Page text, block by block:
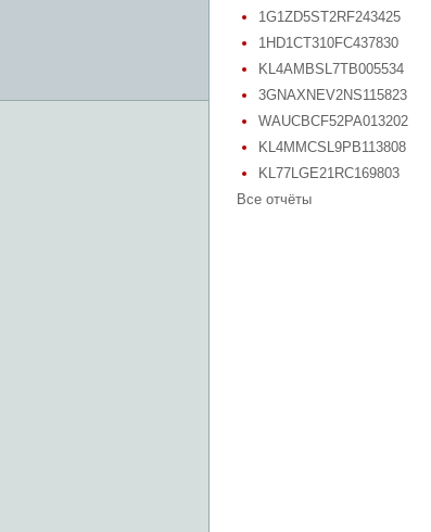
1G1ZD5ST2RF243425
1HD1CT310FC437830
KL4AMBSL7TB005534
3GNAXNEV2NS115823
WAUCBCF52PA013202
KL4MMCSL9PB113808
KL77LGE21RC169803
Все отчёты